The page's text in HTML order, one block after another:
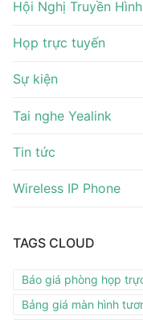
Hội Nghị Truyền Hình
Họp trực tuyến
Sự kiện
Tai nghe Yealink
Tin tức
Wireless IP Phone
TAGS CLOUD
Báo giá phòng họp
Bảng giá màn hình